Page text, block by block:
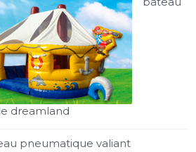
dreamland
pneumatique valiant